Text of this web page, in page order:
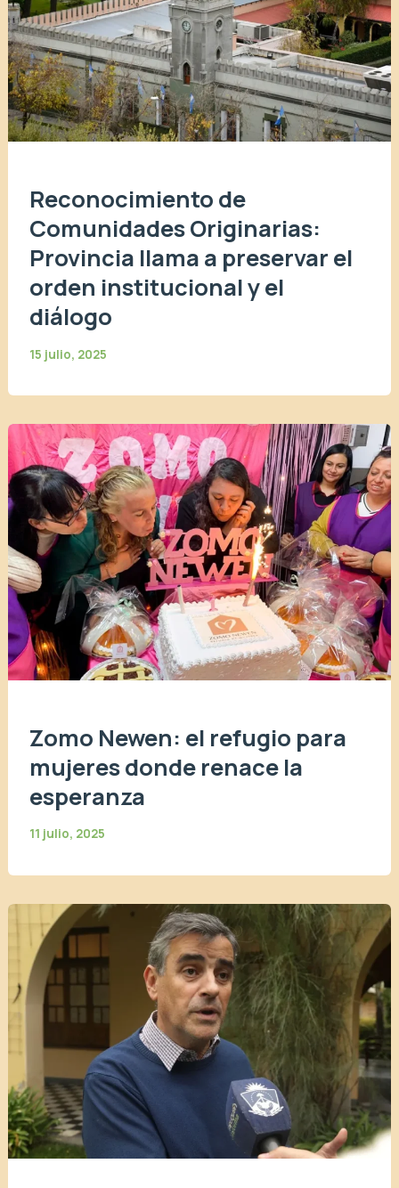
Reconocimiento de
Comunidades Originarias:
Provincia llama a preservar el
orden institucional y el
diálogo
15 julio, 2025
Zomo Newen: el refugio para
mujeres donde renace la
esperanza
11 julio, 2025